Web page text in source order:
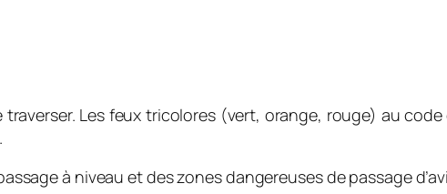
traverser. Les feux tricolores (vert, orange, rouge) au
à niveau et des zones dangereuses de passage